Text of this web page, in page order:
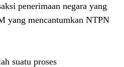
penerimaan negara yang
yang mencantumkan NTPN
suatu proses